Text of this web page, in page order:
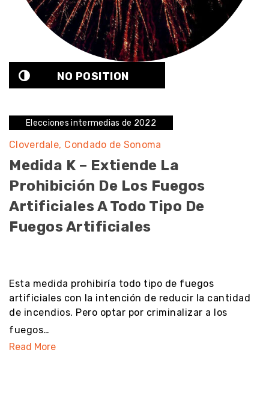
NO POSITION
Elecciones intermedias de 2022
Cloverdale Condado de Sonoma
Medida K – Extiende La
Prohibición De Los Fuegos
Artificiales A Todo Tipo De
Fuegos Artificiales
Esta medida prohibiría todo tipo de fuegos
artificiales con la intención de reducir la cantidad
de incendios. Pero optar por criminalizar a los
fuegos…
Read More